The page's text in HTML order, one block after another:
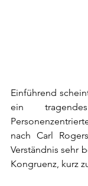
Einführend
ein
nach Carl
Verständnis sehr
Kongruenz, kurz